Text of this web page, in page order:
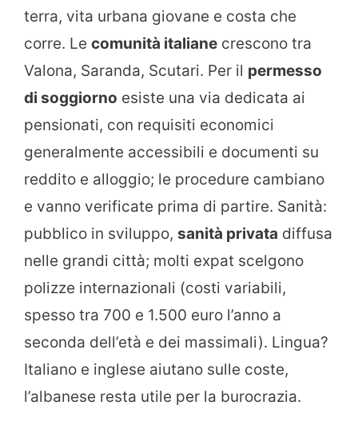
terra, vita urbana giovane e costa che
corre. Le comunità italiane crescono tra
Valona, Saranda, Scutari. Per il permesso
di soggiorno esiste una via dedicata ai
pensionati, con requisiti economici
generalmente accessibili e documenti su
reddito e alloggio; le procedure cambiano
e vanno verificate prima di partire. Sanità:
pubblico in sviluppo, sanità privata diffusa
nelle grandi città; molti expat scelgono
polizze internazionali (costi variabili,
spesso tra 700 e 1.500 euro l’anno a
seconda dell’età e dei massimali). Lingua?
Italiano e inglese aiutano sulle coste,
l’albanese resta utile per la burocrazia.